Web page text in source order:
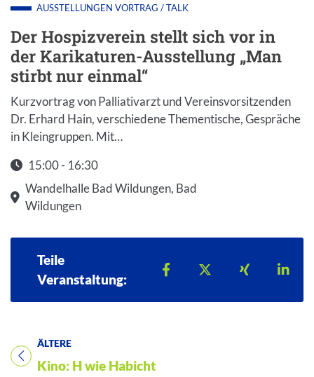
AUSSTELLUNGEN VORTRAG / TALK
Der Hospizverein stellt sich vor in
der Karikaturen-Ausstellung „Man
stirbt nur einmal“
Kurzvortrag von Palliativarzt und Vereinsvorsitzenden
Dr. Erhard Hain, verschiedene Thementische, Gespräche
in Kleingruppen. Mit…
15:00 - 16:30
Startzeit: 15:00
Wandelhalle Bad Wildungen, Bad
Wildungen
Teile
Veranstaltung:
Teilen auf Facebook
Teilen auf X
Teilen auf
ÄLTERE
Titel für Veranstaltung
Kino: H wie Habicht